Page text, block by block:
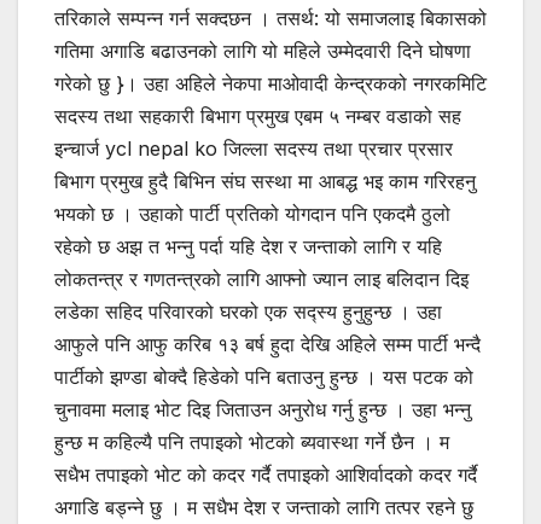
तरिकाले सम्पन्न गर्न सक्दछन । तसर्थ: यो समाजलाइ बिकासको
गतिमा अगाडि बढाउनको लागि यो महिले उम्मेदवारी दिने घोषणा
गरेको छु }। उहा अहिले नेकपा माओवादी केन्द्रकको नगरकमिटि
सदस्य तथा सहकारी बिभाग प्रमुख एबम ५ नम्बर वडाको सह
इन्चार्ज ycl nepal ko जिल्ला सदस्य तथा प्रचार प्रसार
बिभाग प्रमुख हुदै बिभिन संघ सस्था मा आबद्ध भइ काम गरिरहनु
भयको छ । उहाको पार्टी प्रतिको योगदान पनि एकदमै ठुलो
रहेको छ अझ त भन्नु पर्दा यहि देश र जन्ताको लागि र यहि
लोकतन्त्र र गणतन्त्रको लागि आफ्नो ज्यान लाइ बलिदान दिइ
लडेका सहिद परिवारको घरको एक सद्स्य हुनुहुन्छ । उहा
आफुले पनि आफु करिब १३ बर्ष हुदा देखि अहिले सम्म पार्टी भन्दै
पार्टीको झण्डा बोक्दै हिडेको पनि बताउनु हुन्छ । यस पटक को
चुनावमा मलाइ भोट दिइ जिताउन अनुरोध गर्नु हुन्छ । उहा भन्नु
हुन्छ म कहिल्यै पनि तपाइको भोटको ब्यवास्था गर्ने छैन । म
सधैभ तपाइको भोट को कदर गर्दै तपाइको आशिर्वादको कदर गर्दै
अगाडि बड्न्ने छु । म सधैभ देश र जन्ताको लागि तत्पर रहने छु